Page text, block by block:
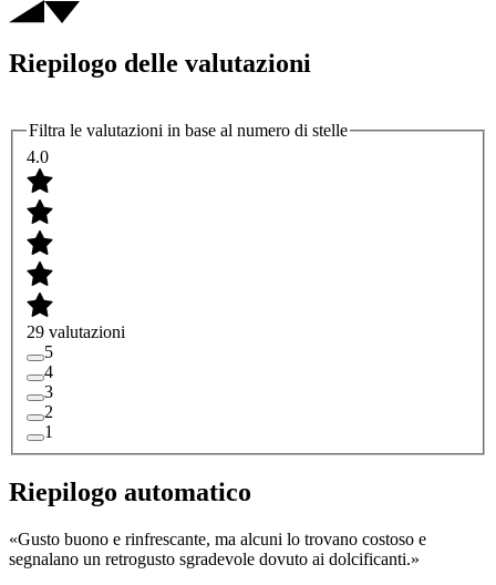
Riepilogo delle valutazioni
Filtra le valutazioni in base al numero di stelle
4.0
29 valutazioni
5
4
3
2
1
Riepilogo automatico
«Gusto buono e rinfrescante, ma alcuni lo trovano costoso e
segnalano un retrogusto sgradevole dovuto ai dolcificanti.»